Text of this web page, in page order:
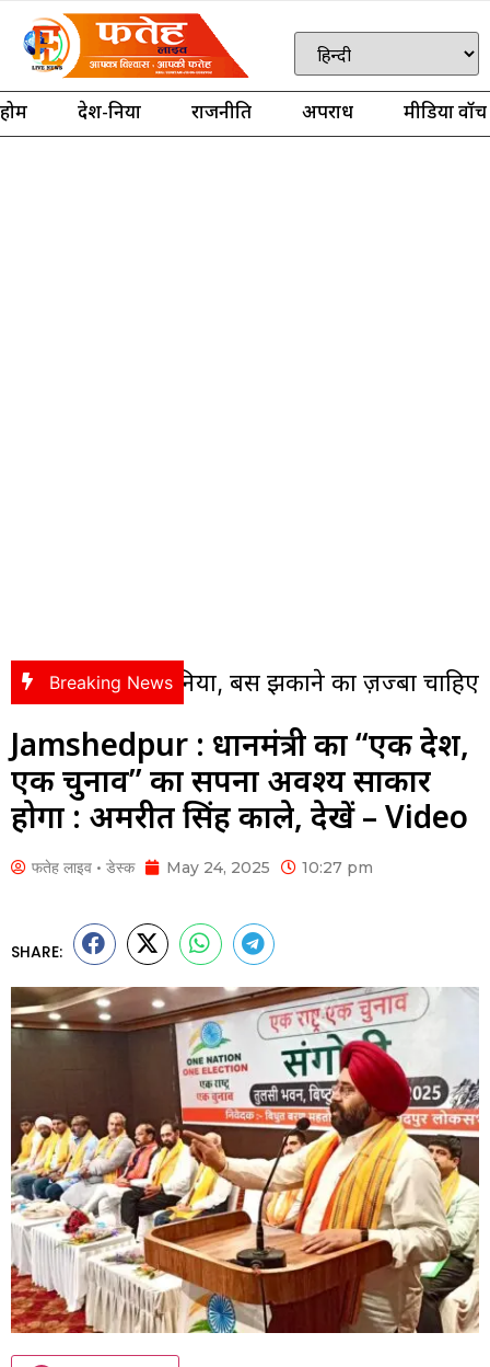
होम देश-दुनिया राजनीति अपराध मीडिया वॉच
Breaking News
दुनिया, बस झुकाने का ज़ज्बा चाहिए
Jamshedpur : प्रधानमंत्री का “एक देश,
एक चुनाव” का सपना अवश्य साकार
होगा : अमरप्रीत सिंह काले, देखें – Video
फतेह लाइव • डेस्क May 24, 2025 10:27 pm
SHARE: